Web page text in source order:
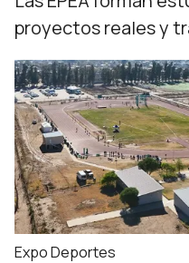
proyectos reales y
Expo Deportes